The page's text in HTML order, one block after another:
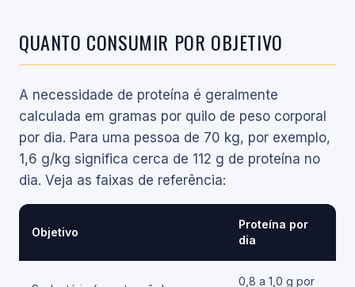
QUANTO CONSUMIR POR OBJETIVO
A necessidade de proteína é geralmente
calculada em gramas por quilo de peso corporal
por dia. Para uma pessoa de 70 kg, por exemplo,
1,6 g/kg significa cerca de 112 g de proteína no
dia. Veja as faixas de referência:
Objetivo
Proteína por
dia
0,8 a 1,0 g por